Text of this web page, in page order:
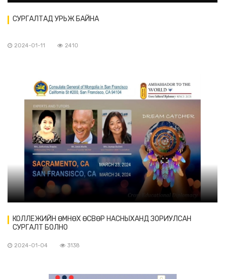
СУРГАЛТАД УРЬЖ БАЙНА
2024-01-11 2410
КОЛЛЕЖИЙН ӨМНӨХ ӨСВӨР НАСНЫХАНД ЗОРИУЛСАН
СУРГАЛТ БОЛНО
2024-01-04 3138